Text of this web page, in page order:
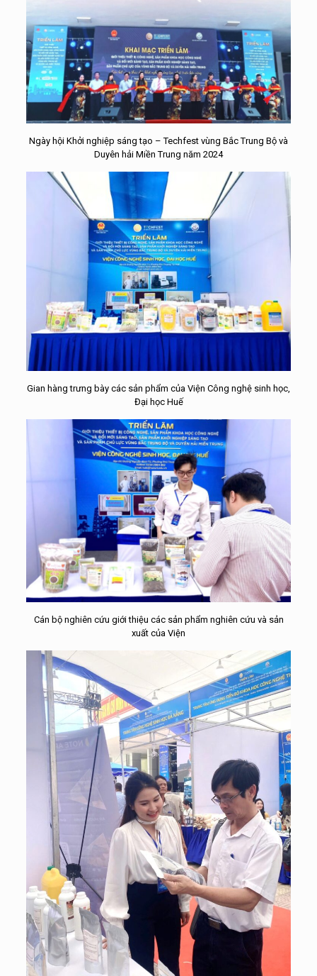
Ngày hội Khởi nghiệp sáng tạo – Techfest vùng Bắc Trung Bộ và
Duyên hải Miền Trung năm 2024
Gian hàng trưng bày các sản phẩm của Viện Công nghệ sinh học,
Đại học Huế
Cán bộ nghiên cứu giới thiệu các sản phẩm nghiên cứu và sản
xuất của Viện